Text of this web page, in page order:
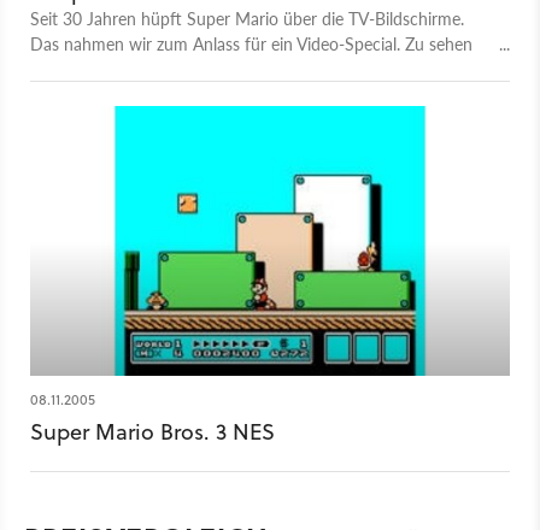
Seit 30 Jahren hüpft Super Mario über die TV-Bildschirme.
Das nahmen wir zum Anlass für ein Video-Special. Zu sehen
08.11.2005
Super Mario Bros. 3 NES